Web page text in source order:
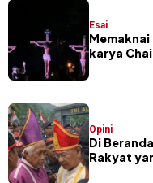
Esai
Memaknai
karya
Opini
Di
Rakyat